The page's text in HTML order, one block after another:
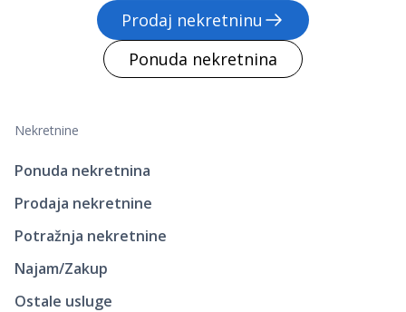
Prodaj nekretninu
Ponuda nekretnina
Nekretnine
Ponuda nekretnina
Prodaja nekretnine
Potražnja nekretnine
Najam/Zakup
Ostale usluge